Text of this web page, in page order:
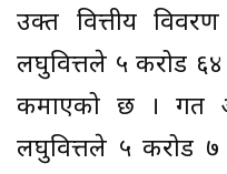
उक्त वित्तीय
लघुवित्तले ५ करोड
कमाएको छ । गत
लघुवित्तले ५ करोड